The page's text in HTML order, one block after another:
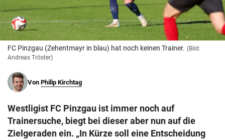
© Krone Multimedia GmbH & Co KG 2026
Muthgasse 2, 1190 Wien
FC Pinzgau (Zehentmayr in blau) hat noch keinen Trainer. (Bild:
Andreas Tröster)
Von Philip Kirchtag
Westligist FC Pinzgau ist immer noch auf
Trainersuche, biegt bei dieser aber nun auf die
Zielgeraden ein. „In Kürze soll eine Entscheidung